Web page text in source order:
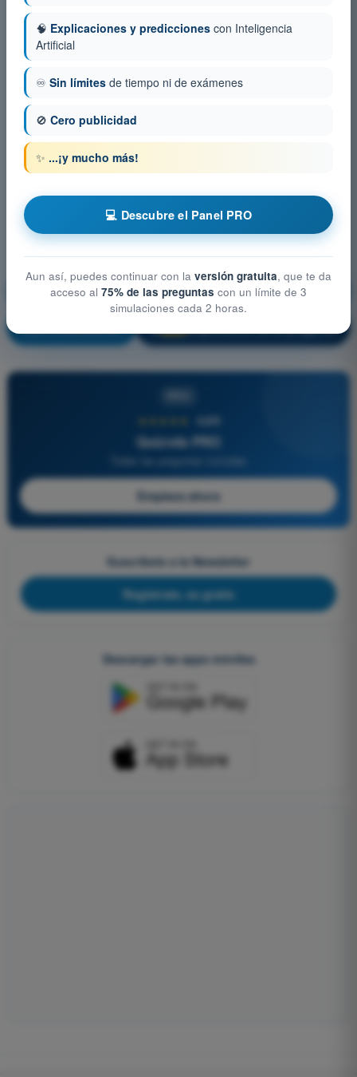
Conocimientos generales de los UAS
4,6/5
Quizvds PRO
Empieza ahora
Suscríbete a la Newsletter
Regístrate, es gratis
Descargar las apps móviles
🧠 Explicaciones y predicciones con Inteligencia
Artificial
♾️ Sin límites de tiempo ni de exámenes
🚫 Cero publicidad
✨ ...¡y mucho más!
💻 Descubre el Panel PRO
Aun así, puedes continuar con la versión gratuita, que te da
acceso al 75% de las preguntas con un límite de 3
simulaciones cada 2 horas.